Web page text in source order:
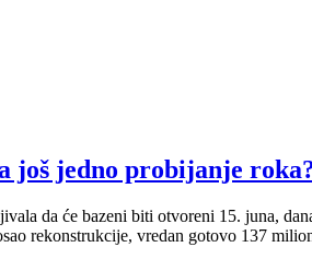
još jedno probijanje
da će bazeni biti otvoreni 15. juna,
rekonstrukcije, vredan gotovo 137